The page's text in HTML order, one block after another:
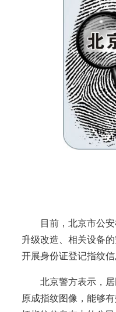
目前，北京市公
升级改造、相关设备
开展身份证登记指纹信
北京警方表示，
原成指纹图像，能够